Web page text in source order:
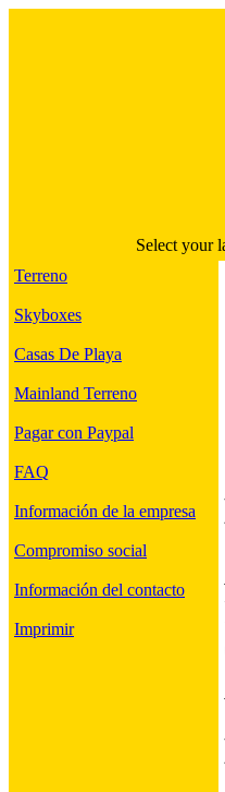
Select your
Terreno
Skyboxes
Casas De Playa
Mainland Terreno
Pagar con Paypal
FAQ
Información de la empresa
Compromiso social
Información del contacto
Imprimir